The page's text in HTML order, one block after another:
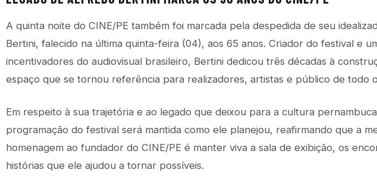
A quinta noite do CINE/PE também foi marcada pela despedida de seu
Bertini, falecido na última quinta-feira (04), aos 65 anos. Criador do festival e
incentivadores do audiovisual brasileiro, Bertini dedicou três décadas à
espaço que se tornou referência para realizadores, artistas e público de todo
Em respeito à sua trajetória e ao legado que deixou para a cultura
programação do festival será mantida como ele planejou, reafirmando que a
homenagem ao fundador do CINE/PE é manter viva a sala de exibição, os
histórias que ele ajudou a tornar possíveis.